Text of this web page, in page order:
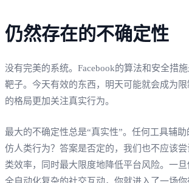
仍然存在的不确定性
没有完美的系统。Facebook的算法和安全措
靶子。今天有效的东西，明天可能就会成为
的格局更加关注真实行为。
最大的不确定性总是“真实性”。任何工具辅
仿人类行为？答案是否定的，我们也不应该
类效率，同时最大限度地降低平台风险。一